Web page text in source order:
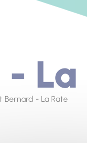
La
Bernard - La Rate